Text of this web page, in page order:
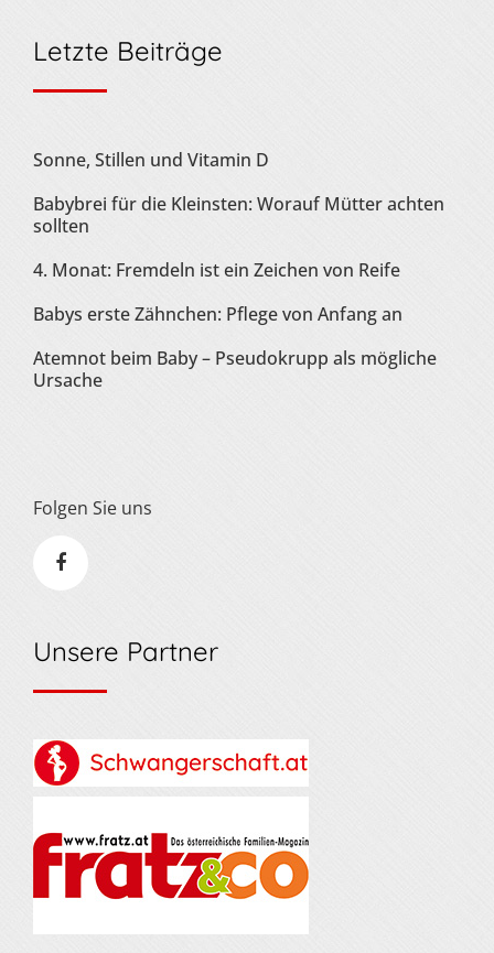
Letzte Beiträge
Sonne, Stillen und Vitamin D
Babybrei für die Kleinsten: Worauf Mütter achten
sollten
4. Monat: Fremdeln ist ein Zeichen von Reife
Babys erste Zähnchen: Pflege von Anfang an
Atemnot beim Baby – Pseudokrupp als mögliche
Ursache
Folgen Sie uns
Unsere Partner